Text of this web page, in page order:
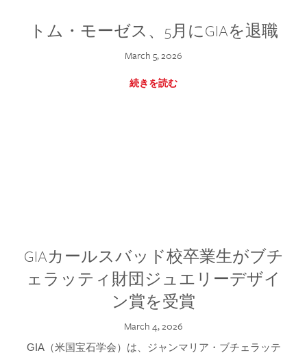
トム・モーゼス、5月にGIAを退職
March 5, 2026
続きを読む
GIAカールスバッド校卒業生がブチ
ェラッティ財団ジュエリーデザイ
ン賞を受賞
March 4, 2026
GIA（米国宝石学会）は、ジャンマリア・ブチェラッテ